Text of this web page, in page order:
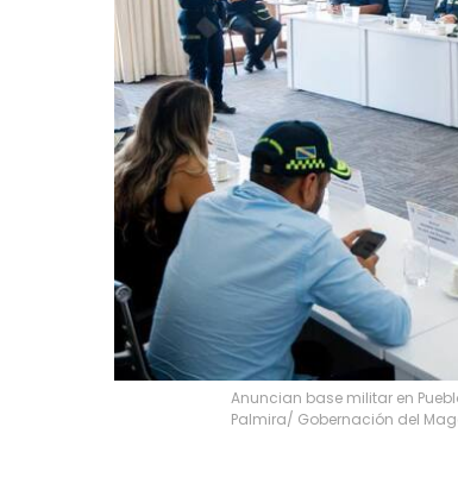
Anuncian base militar en
Palmira/ Gobernación del